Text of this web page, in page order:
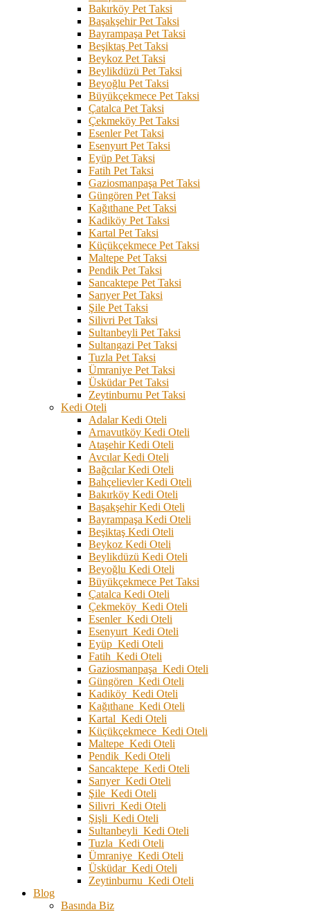
Bakırköy Pet Taksi
Başakşehir Pet Taksi
Bayrampaşa Pet Taksi
Beşiktaş Pet Taksi
Beykoz Pet Taksi
Beylikdüzü Pet Taksi
Beyoğlu Pet Taksi
Büyükçekmece Pet Taksi
Çatalca Pet Taksi
Çekmeköy Pet Taksi
Esenler Pet Taksi
Esenyurt Pet Taksi
Eyüp Pet Taksi
Fatih Pet Taksi
Gaziosmanpaşa Pet Taksi
Güngören Pet Taksi
Kağıthane Pet Taksi
Kadiköy Pet Taksi
Kartal Pet Taksi
Küçükçekmece Pet Taksi
Maltepe Pet Taksi
Pendik Pet Taksi
Sancaktepe Pet Taksi
Sarıyer Pet Taksi
Şile Pet Taksi
Silivri Pet Taksi
Sultanbeyli Pet Taksi
Sultangazi Pet Taksi
Tuzla Pet Taksi
Ümraniye Pet Taksi
Üsküdar Pet Taksi
Zeytinburnu Pet Taksi
Kedi Oteli
Adalar Kedi Oteli
Arnavutköy Kedi Oteli
Ataşehir Kedi Oteli
Avcılar Kedi Oteli
Bağcılar Kedi Oteli
Bahçelievler Kedi Oteli
Bakırköy Kedi Oteli
Başakşehir Kedi Oteli
Bayrampaşa Kedi Oteli
Beşiktaş Kedi Oteli
Beykoz Kedi Oteli
Beylikdüzü Kedi Oteli
Beyoğlu Kedi Oteli
Büyükçekmece Pet Taksi
Çatalca Kedi Oteli
Çekmeköy Kedi Oteli
Esenler Kedi Oteli
Esenyurt Kedi Oteli
Eyüp Kedi Oteli
Fatih Kedi Oteli
Gaziosmanpaşa Kedi Oteli
Güngören Kedi Oteli
Kadiköy Kedi Oteli
Kağıthane Kedi Oteli
Kartal Kedi Oteli
Küçükçekmece Kedi Oteli
Maltepe Kedi Oteli
Pendik Kedi Oteli
Sancaktepe Kedi Oteli
Sarıyer Kedi Oteli
Şile Kedi Oteli
Silivri Kedi Oteli
Şişli Kedi Oteli
Sultanbeyli Kedi Oteli
Tuzla Kedi Oteli
Ümraniye Kedi Oteli
Üsküdar Kedi Oteli
Zeytinburnu Kedi Oteli
Blog
Basında Biz